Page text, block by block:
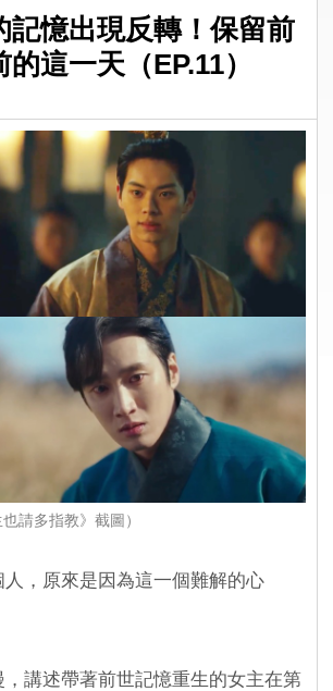
記憶出現反轉！保留前
這一天（EP.11）
請多指教》截圖）
，原來是因為這一個難解的心
講述帶著前世記憶重生的女主在第